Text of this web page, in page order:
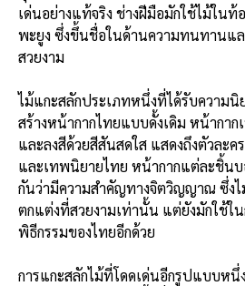
เด่นอย่างแท้จริง ช่างฝีมือมักใช้ไม้ในท้
พะยูง ซึ่งขึ้นชื่อในด้านความทนทานแล
สวยงาม
ไม้แกะสลักประเภทหนึ่งที่ได้รับความนิ
สร้างหน้ากากไทยแบบดั้งเดิม หน้ากา
และลงสีด้วยสีสันสดใส แสดงถึงตัวละ
และเทพนิยายไทย หน้ากากแต่ละชิ้นบ
กันว่ามีความสำคัญทางจิตวิญญาณ ซึ่ง
ตกแต่งที่สวยงามเท่านั้น แต่ยังมักใช้ใ
พิธีกรรมของไทยอีกด้วย
การแกะสลักไม้ที่โดดเด่นอีกรูปแบบหนึ่